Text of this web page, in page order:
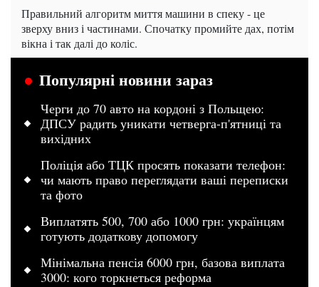
Правильний алгоритм миття машини в спеку - це
зверху вниз і частинами. Спочатку промийте дах, потім
вікна і так далі до коліс.
Популярні новини зараз
Черги до 70 авто на кордоні з Польщею:
ДПСУ радить уникати четверга-п'ятниці та
вихідних
Поліція або ТЦК просять показати телефон:
чи мають право переглядати ваші переписки
та фото
Виплатять 500, 700 або 1000 грн: українцям
готують додаткову допомогу
Мінімальна пенсія 6000 грн, базова виплата
3000: кого торкнеться реформа